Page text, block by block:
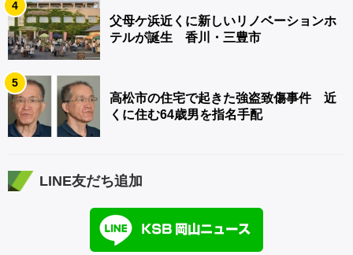
4
父母ケ浜近くに新しいリノベーションホ
テルが誕生 香川・三豊市
5
高松市の住宅で起きた強盗致傷事件 近
くに住む64歳男を指名手配
LINE友だち追加